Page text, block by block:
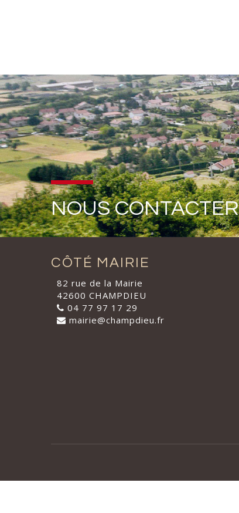
NOUS CONTACTER
CÔTÉ MAIRIE
82 rue de la Mairie
42600 CHAMPDIEU
04 77 97 17 29
mairie@champdieu.fr